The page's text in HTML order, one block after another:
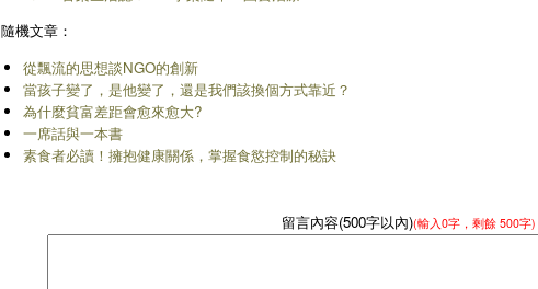
隨機文章：
從飄流的思想談NGO的創新
當孩子變了，是他變了，還是我們該換個方式靠近？
為什麼貧富差距會愈來愈大?
一席話與一本書
素食者必讀！擁抱健康關係，掌握食慾控制的秘訣
留言內容(500字以內)(輸入0字，剩餘 500字)